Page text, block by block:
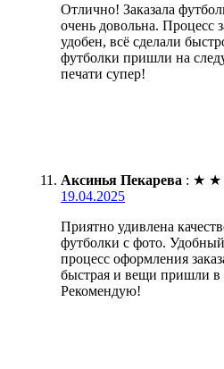
Отлично! Заказала
очень довольна. Процесс
удобен, всё сделали
футболки пришли на
печати супер!
Аксинья Пекарева : ★ ★
19.04.2025
Приятно удивлена
футболки с фото.
процесс оформления
быстрая и вещи пришли в
Рекомендую!